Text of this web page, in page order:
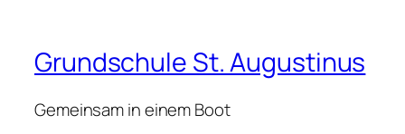
Grundschule St. Augustinus
Gemeinsam in einem Boot